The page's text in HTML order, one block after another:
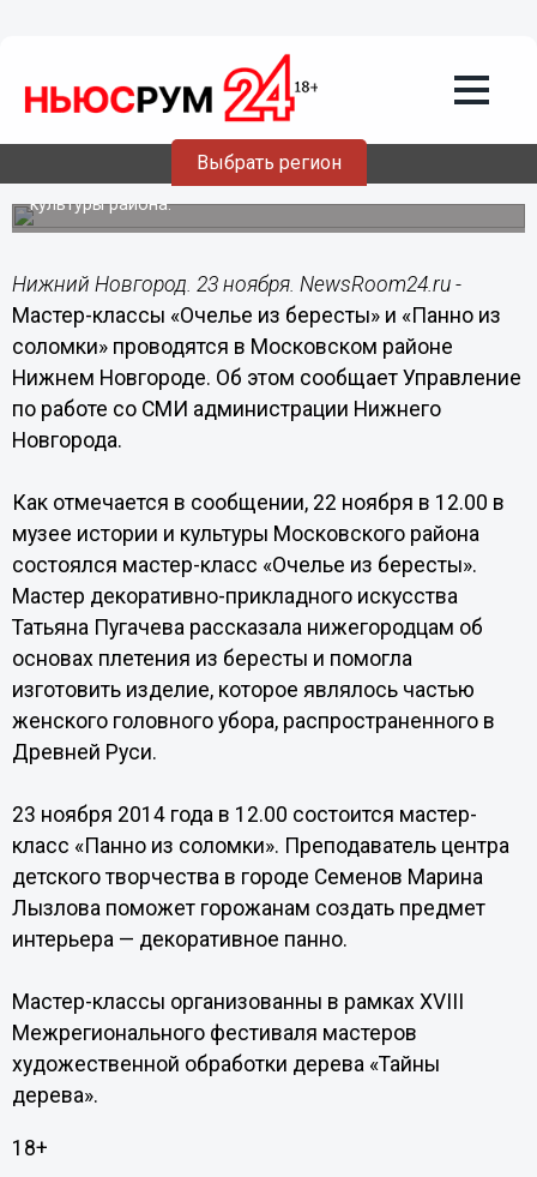
Выбрать регион
Мастер-класс «Панно из соломки»
пройдет в Московском районе Нижнем
Новгороде
Мероприятие состоится 23 ноября в музее истории и
культуры района.
Нижний Новгород. 23 ноября. NewsRoom24.ru -
Мастер-классы «Очелье из бересты» и «Панно из
соломки» проводятся в Московском районе
Нижнем Новгороде. Об этом сообщает Управление
по работе со СМИ администрации Нижнего
Новгорода.
Как отмечается в сообщении, 22 ноября в 12.00 в
музее истории и культуры Московского района
состоялся мастер-класс «Очелье из бересты».
Мастер декоративно-прикладного искусства
Татьяна Пугачева рассказала нижегородцам об
основах плетения из бересты и помогла
изготовить изделие, которое являлось частью
женского головного убора, распространенного в
Древней Руси.
23 ноября 2014 года в 12.00 состоится мастер-
класс «Панно из соломки». Преподаватель центра
детского творчества в городе Семенов Марина
Лызлова поможет горожанам создать предмет
интерьера — декоративное панно.
Мастер-классы организованны в рамках XVIII
Межрегионального фестиваля мастеров
художественной обработки дерева «Тайны
дерева».
18+